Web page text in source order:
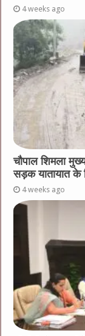
4 weeks ago
चौपाल शिमला
सड़क यातायात के
4 weeks ago